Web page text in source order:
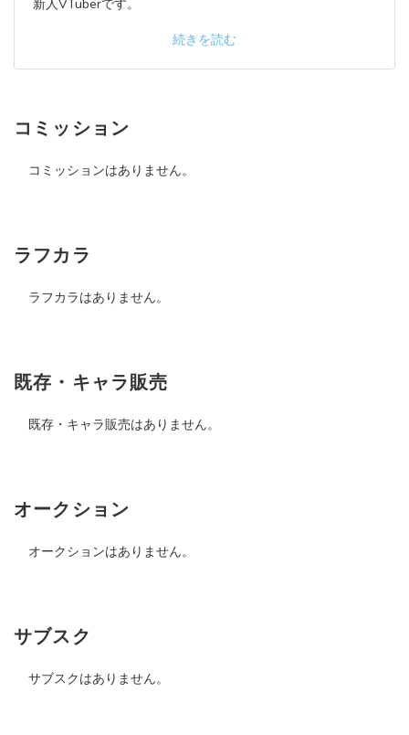
新人VTuberです。
続きを読む
コミッション
コミッションはありません。
ラフカラ
ラフカラはありません。
既存・キャラ販売
既存・キャラ販売はありません。
オークション
オークションはありません。
サブスク
サブスクはありません。